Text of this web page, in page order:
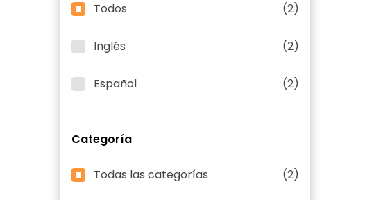
Todos (2)
Inglés (2)
Español (2)
Categoría
Todas las categorías (2)